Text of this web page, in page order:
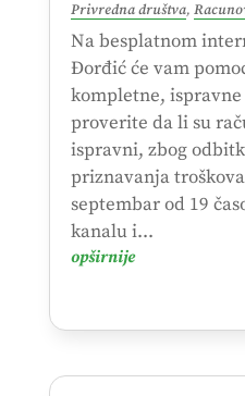
Privredna društva,
Na besplatnom
Đorđić će vam
kompletne,
proverite da li su
ispravni, zbog
priznavanja
septembar od 19
kanalu i...
opširnije